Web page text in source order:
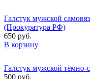
Галстук мужской
(Прокуратура РФ)
650 руб.
В корзину
Галстук мужской тёмно-
500 руб.